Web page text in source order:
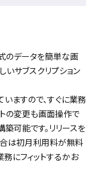
のデータを簡単な画
いサブスクリプション
ますので、すぐに業務
の変更も画面操作で
可能です。リリースを
は初月利用料が無料
にフィットするかお